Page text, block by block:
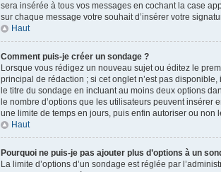
sera insérée à tous vos messages en cochant la case
sur chaque message votre souhait d’insérer votre
Haut
Comment puis-je créer un sondage ?
Lorsque vous rédigez un nouveau sujet ou éditez le
principal de rédaction ; si cet onglet n’est pas
le titre du sondage en incluant au moins deux options
le nombre d’options que les utilisateurs peuvent
une limite de temps en jours, puis enfin autoriser ou non
Haut
Pourquoi ne puis-je pas ajouter plus d’options à un
La limite d’options d’un sondage est réglée par